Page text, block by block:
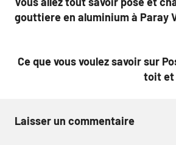
de
gouttiere en aluminium à Paray
Ce que vous voulez savoir sur
toit et
Laisser un commentaire